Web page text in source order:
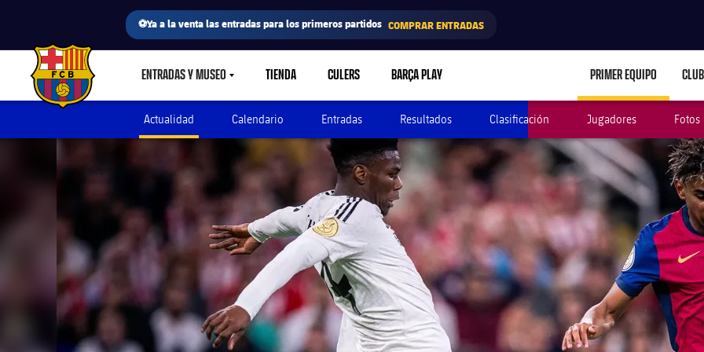
⚽Ya a la venta las entradas para los primeros partidos COMPRAR ENTRADAS
FC Barcelona club badge ENTRADAS Y MUSEOLABEL.SHARE.CARETDOWN
TIENDA CULERS BARÇA PLAY PRIMER EQUIPO CLUB
Actualidad Calendario Entradas Resultados Clasificación Jugadores Fotos